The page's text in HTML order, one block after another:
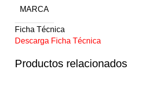
MARCA
Ficha Técnica
Descarga Ficha Técnica
Productos relacionados